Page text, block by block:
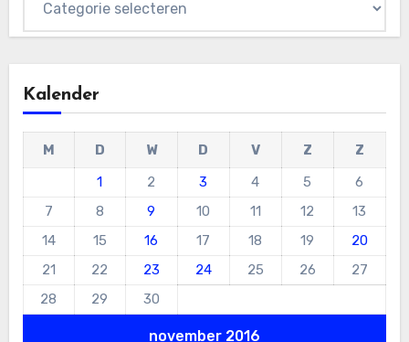
Kalender
november 2016
M D W D V Z
Z
1
2 3 4 5
6
7
8 9 10 11 12
13
14
15 16 17 18 19
20
21
22 23 24 25 26
27
28
29 30